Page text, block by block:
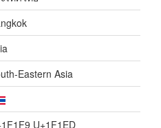
Eastern Asia
U+1F1ED